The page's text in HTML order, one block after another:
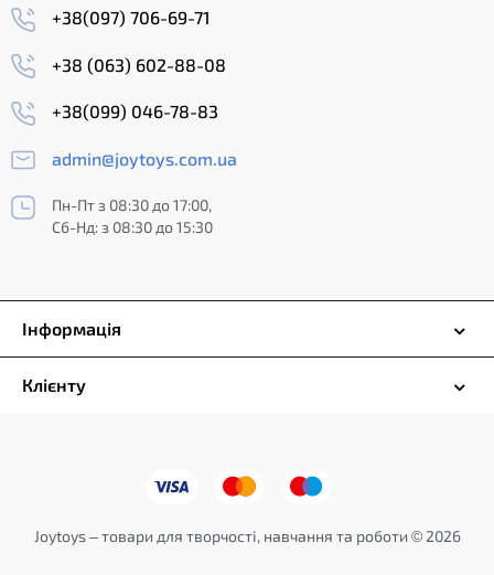
+38(097) 706-69-71
+38 (063) 602-88-08
+38(099) 046-78-83
admin@joytoys.com.ua
Пн-Пт з 08:30 до 17:00,
Сб-Нд: з 08:30 до 15:30
Інформація
Клієнту
Joytoys – товари для творчості, навчання та роботи © 2026